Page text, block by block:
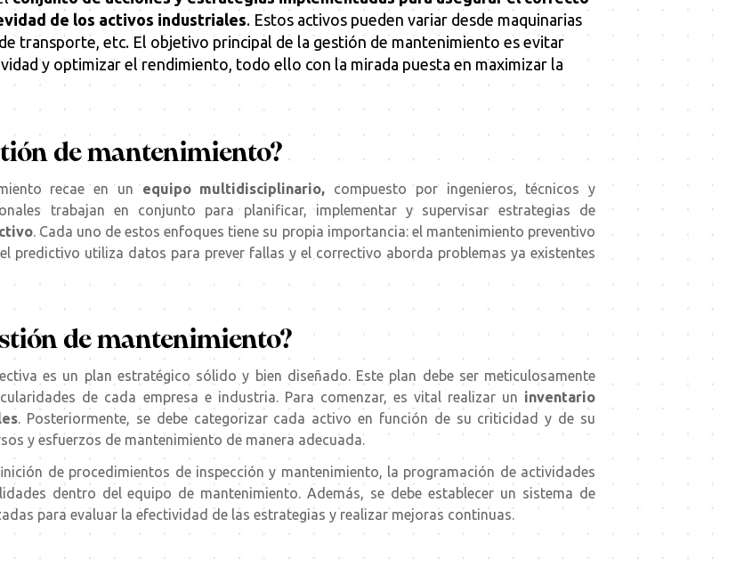
de los activos industriales. Estos activos pueden variar desde maquinarias
transporte, etc. El objetivo principal de la gestión de mantenimiento es evitar
y optimizar el rendimiento, todo ello con la mirada puesta en maximizar la
de mantenimiento?
recae en unequipo multidisciplinario, compuesto por ingenieros, técnicos y
trabajan en conjunto para planificar, implementar y supervisar estrategias de
. Cada uno de estos enfoques tiene su propia importancia: el mantenimiento preventivo
predictivo utiliza datos para prever fallas y el correctivo aborda problemas ya existentes
de mantenimiento?
es un plan estratégico sólido y bien diseñado. Este plan debe ser meticulosamente
de cada empresa e industria. Para comenzar, es vital realizar un inventario
. Posteriormente, se debe categorizar cada activo en función de su criticidad y de su
y esfuerzos de mantenimiento de manera adecuada.
de procedimientos de inspección y mantenimiento, la programación de actividades
dentro del equipo de mantenimiento. Además, se debe establecer un sistema de
para evaluar la efectividad de las estrategias y realizar mejoras continuas.